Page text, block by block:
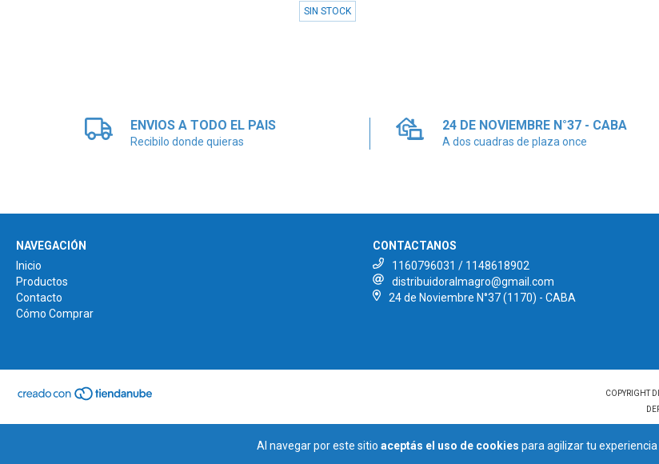
Al navegar por este sitio aceptás el uso de cookies para agilizar tu
SIN STOCK
ENVIOS A TODO EL PAIS
Recibilo donde quieras
24 DE NOVIEMBRE N°37 - CABA
A dos cuadras de plaza once
NAVEGACIÓN
Inicio
Productos
Contacto
Cómo Comprar
CONTACTANOS
1160796031 / 1148618902
distribuidoralmagro@gmail.com
24 de Noviembre N°37 (1170) - CABA
COPYRIGHT